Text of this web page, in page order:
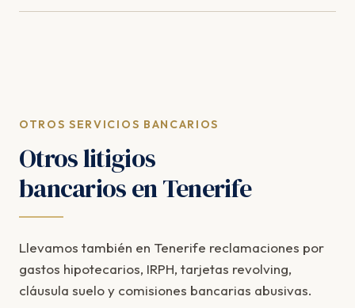
OTROS SERVICIOS BANCARIOS
Otros litigios
bancarios en Tenerife
Llevamos también en Tenerife reclamaciones por
gastos hipotecarios, IRPH, tarjetas revolving,
cláusula suelo y comisiones bancarias abusivas.